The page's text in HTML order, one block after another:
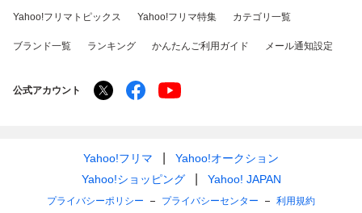
Yahoo!フリマトピックス Yahoo!フリマ特集 カテゴリ一覧
ブランド一覧 ランキング かんたんご利用ガイド メール通知設定
公式アカウント
Yahoo!フリマ
Yahoo!オークション
Yahoo!ショッピング
Yahoo! JAPAN
プライバシーポリシー プライバシーセンター 利用規約